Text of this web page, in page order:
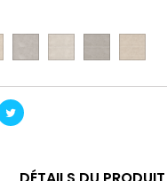
RECT ALMONDGREY NATURAL